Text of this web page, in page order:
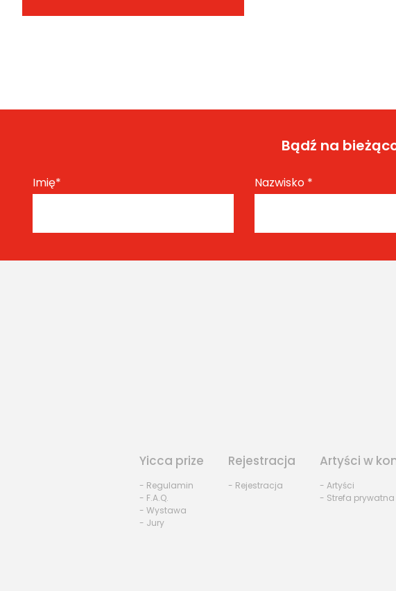
Bądź na
Imię* Nazwisko *
Yicca prize
- Regulamin
- F.A.Q.
- Wystawa
- Jury
Rejestracja
- Rejestracja
Artyści w
- Artyści
- Strefa prywatna